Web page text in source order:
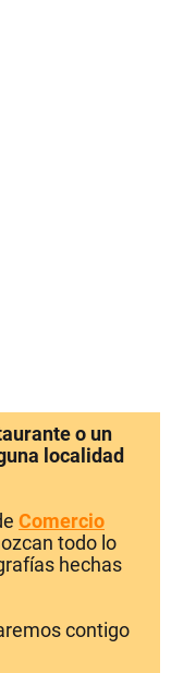
o un
localidad
Comercio
todo lo
hechas
contigo